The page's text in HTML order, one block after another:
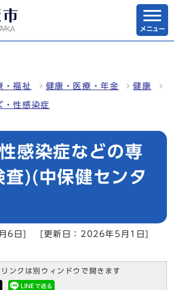
メニュー
・福祉 健康・医療・年金 健康
・性感染症
感染症などの専
査)(中保健センタ
6日]
[更新日：2026年5月1日]
ンクは別ウィンドウで開きます